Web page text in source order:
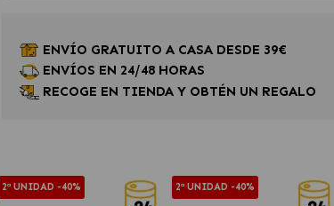
ENVÍO GRATUITO A CASA DESDE 39€
ENVÍOS EN 24/48 HORAS
RECOGE EN TIENDA Y OBTÉN UN REGALO
2ª UNIDAD -40% 2ª UNIDAD -40%